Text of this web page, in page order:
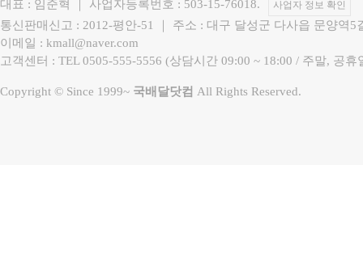
대표 : 임준혁 ｜ 사업자등록번호 : 503-15-76018.
사업자 정보 확인
통신판매신고 : 2012-평안-51 ｜ 주소 : 대구 달성군 다사읍 문양역5
이메일 : kmall@naver.com
고객센터 : TEL 0505-555-5556 (상담시간 09:00 ~ 18:00 / 주말, 공
Copyright © Since 1999~ 국배달닷컴 All Rights Reserved.